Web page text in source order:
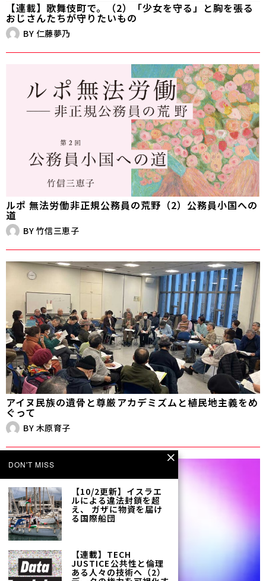
【連載】歌舞伎町で。（2）「少女を守る」と胸を張る
おじさんたちが守りたいもの
BY 仁藤夢乃
ルポ 無法労働――非正規公務員の荒野（2）公務員小国への
道
BY 竹信三恵子
アイヌ民族の遺骨と尊厳――アカデミズムと植民地主義をめ
ぐって
BY 木原育子
DON'T MISS
【10/2更新】イスラエ
ルによる違法封鎖を超
え、 ガザに物資を届け
る国際船団
【連載】TECH
JUSTICE――公共性と倫理
ある人々の技術へ（2）